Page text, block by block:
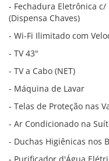
- Fechadura Eletrônica
(Dispensa Chaves)
- Wi-Fi Ilimitado com
- TV 43"
- TV a Cabo (NET)
- Máquina de Lavar
- Telas de Proteção nas
- Ar Condicionado na
- Duchas Higiênicas nos